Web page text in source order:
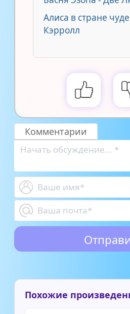
Алиса в стране
Кэрролл
Комментарии
Похожие